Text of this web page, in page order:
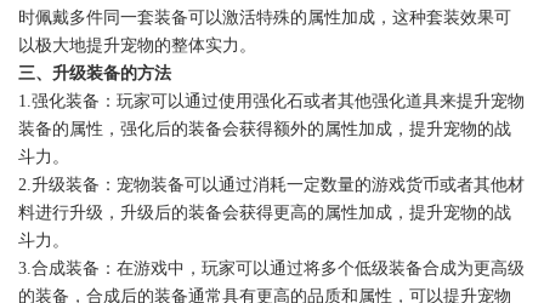
时佩戴多件同一套装备可以激活特殊的属性加成，这种套装效果可
以极大地提升宠物的整体实力。
三、升级装备的方法
1.强化装备：玩家可以通过使用强化石或者其他强化道具来提升宠物
装备的属性，强化后的装备会获得额外的属性加成，提升宠物的战
斗力。
2.升级装备：宠物装备可以通过消耗一定数量的游戏货币或者其他材
料进行升级，升级后的装备会获得更高的属性加成，提升宠物的战
斗力。
3.合成装备：在游戏中，玩家可以通过将多个低级装备合成为更高级
的装备，合成后的装备通常具有更高的品质和属性，可以提升宠物